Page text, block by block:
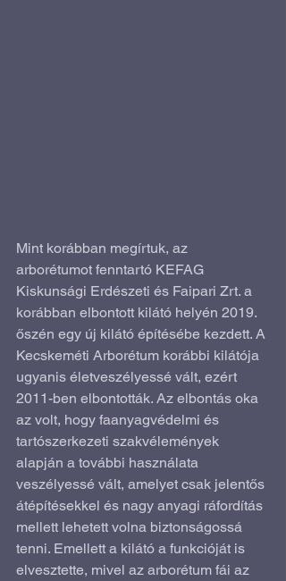
Mint korábban megírtuk, az
arborétumot fenntartó KEFAG
Kiskunsági Erdészeti és Faipari Zrt. a
korábban elbontott kilátó helyén 2019.
őszén egy új kilátó építésébe kezdett. A
Kecskeméti Arborétum korábbi kilátója
ugyanis életveszélyessé vált, ezért
2011-ben elbontották. Az elbontás oka
az volt, hogy faanyagvédelmi és
tartószerkezeti szakvélemények
alapján a további használata
veszélyessé vált, amelyet csak jelentős
átépítésekkel és nagy anyagi ráfordítás
mellett lehetett volna biztonságossá
tenni. Emellett a kilátó a funkcióját is
elvesztette, mivel az arborétum fái az